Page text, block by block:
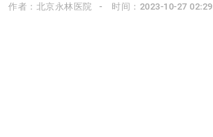
作者：北京永林医院 时间：2023-10-27 02:29